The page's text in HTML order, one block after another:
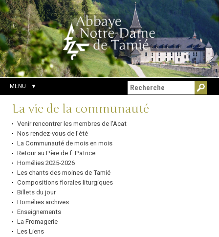
Aller
au
contenu.
|
Aller
à
la
navigation
Outils
personnels
Chercher par
Recherche
avancée…
MENU
Navigation
La vie de la communauté
Venir rencontrer les membres de l'Acat
Nos rendez-vous de l'été
La Communauté de mois en mois
Retour au Père de f. Patrice
Homélies 2025-2026
Les chants des moines de Tamié
Compositions florales liturgiques
Billets du jour
Homélies archives
Enseignements
La Fromagerie
Les Liens